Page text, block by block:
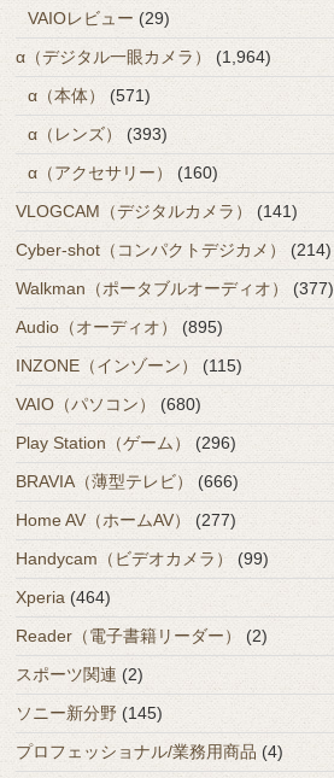
VAIOレビュー (29)
α（デジタル一眼カメラ）
(1,964)
α（本体）
(571)
α（レンズ）
(393)
α（アクセサリー）
(160)
VLOGCAM（デジタルカメラ）
(141)
Cyber-shot（コンパクトデジカメ）
(214)
Walkman（ポータブルオーディオ）
(377)
Audio（オーディオ）
(895)
INZONE（インゾーン）
(115)
VAIO（パソコン）
(680)
Play Station（ゲーム）
(296)
BRAVIA（薄型テレビ）
(666)
Home AV（ホームAV）
(277)
Handycam（ビデオカメラ）
(99)
Xperia (464)
Reader（電子書籍リーダー）
(2)
スポーツ関連 (2)
ソニー新分野 (145)
プロフェッショナル/業務用商品 (4)